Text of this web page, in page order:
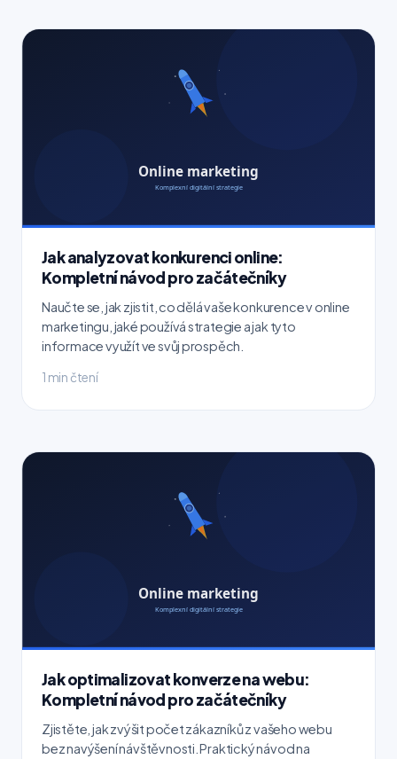
Jak analyzovat konkurenci online:
Kompletní návod pro začátečníky
Naučte se, jak zjistit, co dělá vaše konkurence v online
marketingu, jaké používá strategie a jak tyto
informace využít ve svůj prospěch.
1 min čtení
Jak optimalizovat konverze na webu:
Kompletní návod pro začátečníky
Zjistěte, jak zvýšit počet zákazníků z vašeho webu
bez navýšení návštěvnosti. Praktický návod na